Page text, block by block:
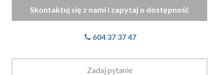
604 37 37 47
Zadaj pytanie